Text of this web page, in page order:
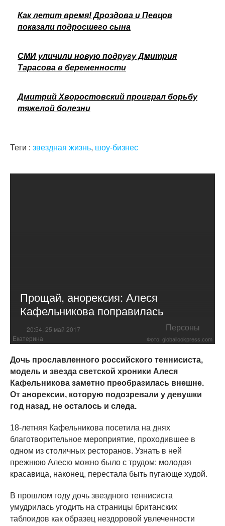
Как летит время! Дроздова и Певцов
показали подросшего сына
СМИ уличили новую подругу Дмитрия
Тарасова в беременности
Дмитрий Хворостовский проиграл борьбу
тяжелой болезни
Теги : звездная жизнь, шоу-бизнес
Прощай, анорексия: Алеся
Кафельникова поправилась
20:54, 25 май 2017 Персоны
Екатерина Фото: globallookpress.com
Дочь прославленного российского теннисиста,
модель и звезда светской хроники Алеся
Кафельникова заметно преобразилась внешне.
От анорексии, которую подозревали у девушки
год назад, не осталось и следа.
18-летняя Кафельникова посетила на днях
благотворительное мероприятие, проходившее в
одном из столичных ресторанов. Узнать в ней
прежнюю Алесю можно было с трудом: молодая
красавица, наконец, перестала быть пугающе худой.
В прошлом году дочь звездного теннисиста
умудрилась угодить на страницы британских
таблоидов как образец нездоровой увлеченности